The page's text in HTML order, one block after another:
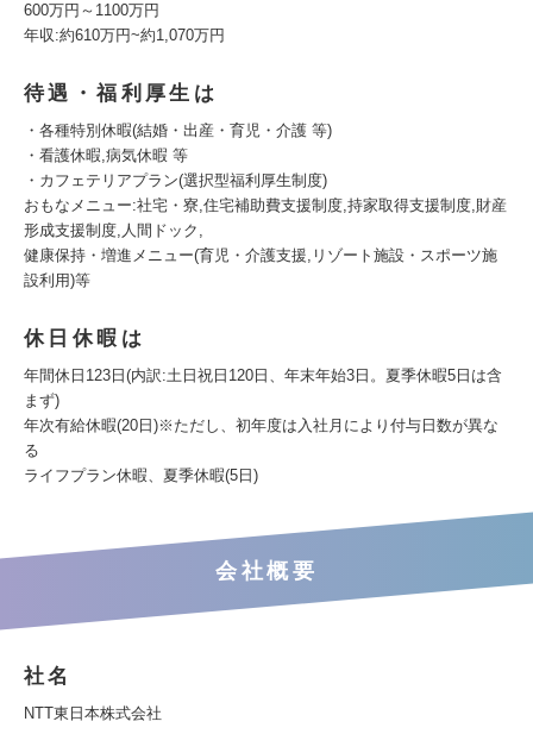
600万円～1100万円
年収:約610万円~約1,070万円
待遇・福利厚生は
・各種特別休暇(結婚・出産・育児・介護 等)
・看護休暇,病気休暇 等
・カフェテリアプラン(選択型福利厚生制度)
おもなメニュー:社宅・寮,住宅補助費支援制度,持家取得支援制度,財産
形成支援制度,人間ドック,
健康保持・増進メニュー(育児・介護支援,リゾート施設・スポーツ施
設利用)等
休日休暇は
年間休日123日(内訳:土日祝日120日、年末年始3日。夏季休暇5日は含
まず)
年次有給休暇(20日)※ただし、初年度は入社月により付与日数が異な
る
ライフプラン休暇、夏季休暇(5日)
会社概要
社名
NTT東日本株式会社